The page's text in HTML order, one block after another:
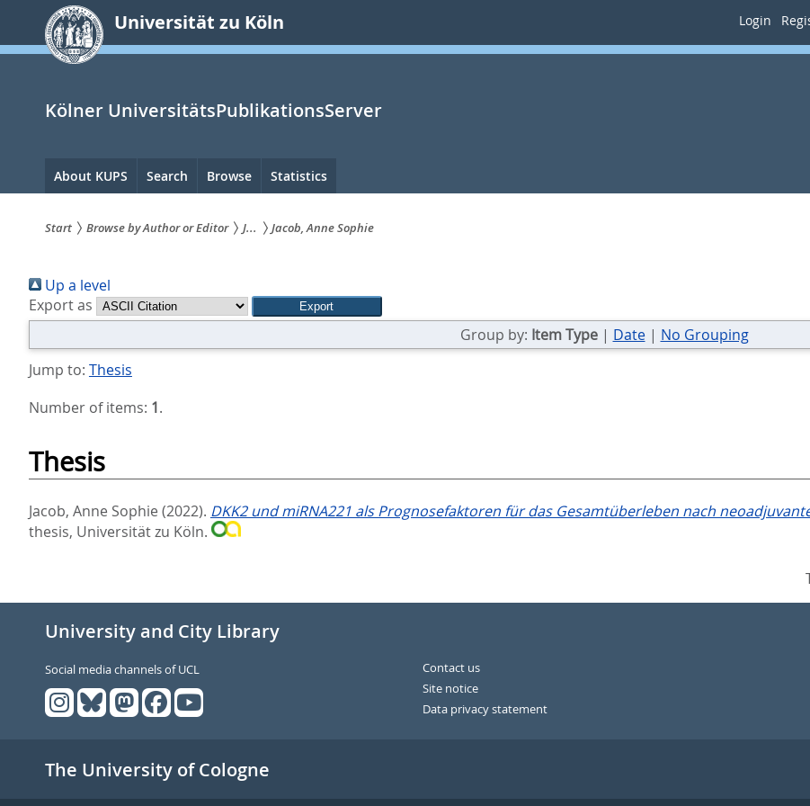
springen
Universität zu Köln Login
Kölner UniversitätsPublikationsServer
Hauptnavigation
About KUPS Search Browse Statistics
sind
hier:
Start Browse by Author or Editor J... Jacob, Anne Sophie
Up a level
Export as
Group by: Item Type| Date| No Grouping
Jump to: Thesis
Number of items: 1.
Thesis
Jacob, Anne Sophie (2022). DKK2 und miRNA221 als Prognosefaktoren für das Gesamtüberleben nach
thesis, Universität zu Köln.
University and City Library
Social media channels of UCL
Contact us
Site notice
Data privacy statement
The University of Cologne